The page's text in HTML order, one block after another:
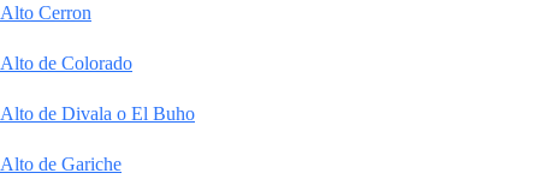
Alto Cerron
Alto de Colorado
Alto de Divala o El Buho
Alto de Gariche